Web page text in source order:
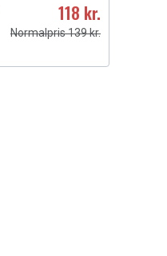
118 kr.
Normalpris 139 kr.